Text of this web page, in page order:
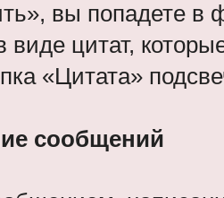
вы попадете в
цитат,
«Цитата»
сообщений